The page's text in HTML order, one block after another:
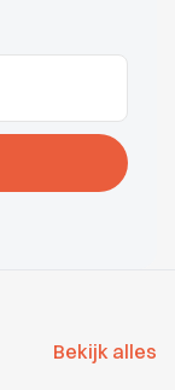
Bekijk alles